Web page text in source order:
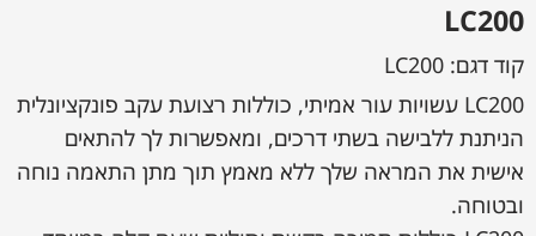
LC200
קוד דגם: LC200
LC200 עשויות עור אמיתי, כוללות רצועת עקב פונקציונלית
הניתנת ללבישה בשתי דרכים, ומאפשרות לך להתאים
אישית את המראה שלך ללא מאמץ תוך מתן התאמה נוחה
ובטוחה.